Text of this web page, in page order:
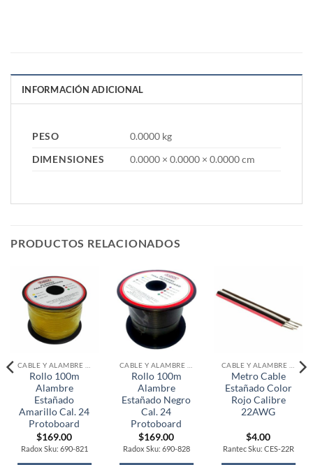
INFORMACIÓN ADICIONAL
PESO
0.0000 kg
DIMENSIONES
0.0000 × 0.0000 × 0.0000 cm
PRODUCTOS RELACIONADOS
Rollo 100m
Alambre
Estañado
Amarillo Cal. 24
Protoboard
$169.00
Radox Sku: 690-821
Rollo 100m
Alambre
Estañado Negro
Cal. 24
Protoboard
$169.00
Radox Sku: 690-828
Metro Cable
Estañado Color
Rojo Calibre
22AWG
$4.00
Rantec Sku: CES-22R